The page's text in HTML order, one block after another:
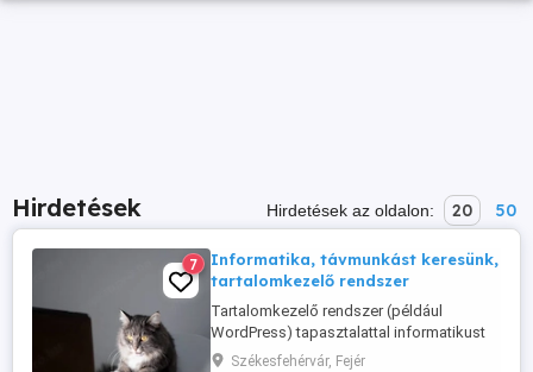
Hirdetések Hirdetések az oldalon: 20 50
7
Informatika, távmunkást keresünk,
tartalomkezelő rendszer
Tartalomkezelő rendszer (például
WordPress) tapasztalattal informatikust
keresünk távmunkában, alkalmi vagy
Székesfehérvár, Fejér